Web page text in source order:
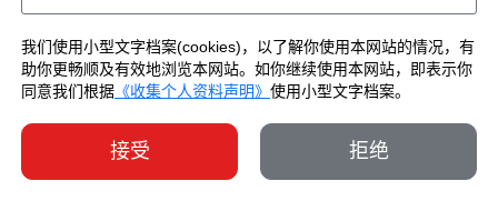
我们使用小型文字档案(cookies)，以了解你使用本网站的情况，有
助你更畅顺及有效地浏览本网站。如你继续使用本网站，即表示你
同意我们根据 《收集个人资料声明》 使用小型文字档案。
接受 拒绝